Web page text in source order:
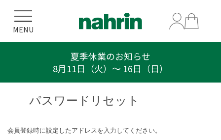
MENU
夏季休業のお知らせ
8月11日（火）〜 16日（日）
パスワードリセット
会員登録時に設定したアドレスを入力してください。